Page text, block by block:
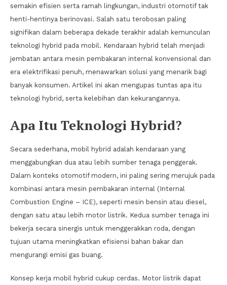
semakin efisien serta ramah lingkungan, industri otomotif tak
henti-hentinya berinovasi. Salah satu terobosan paling
signifikan dalam beberapa dekade terakhir adalah kemunculan
teknologi hybrid pada mobil. Kendaraan hybrid telah menjadi
jembatan antara mesin pembakaran internal konvensional dan
era elektrifikasi penuh, menawarkan solusi yang menarik bagi
banyak konsumen. Artikel ini akan mengupas tuntas apa itu
teknologi hybrid, serta kelebihan dan kekurangannya.
Apa Itu Teknologi Hybrid?
Secara sederhana, mobil hybrid adalah kendaraan yang
menggabungkan dua atau lebih sumber tenaga penggerak.
Dalam konteks otomotif modern, ini paling sering merujuk pada
kombinasi antara mesin pembakaran internal (Internal
Combustion Engine – ICE), seperti mesin bensin atau diesel,
dengan satu atau lebih motor listrik. Kedua sumber tenaga ini
bekerja secara sinergis untuk menggerakkan roda, dengan
tujuan utama meningkatkan efisiensi bahan bakar dan
mengurangi emisi gas buang.
Konsep kerja mobil hybrid cukup cerdas. Motor listrik dapat